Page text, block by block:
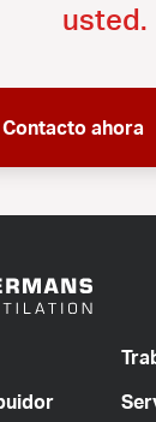
usted.
Contacto ahora